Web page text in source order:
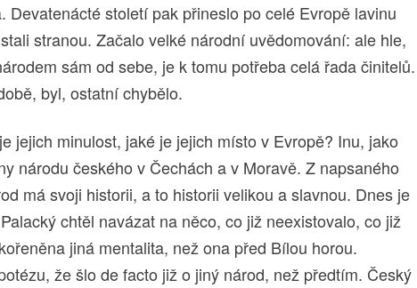
Devatenácté století pak přineslo po celé Evropě lavinu
stranou. Začalo velké národní uvědomování: ale hle,
sám od sebe, je k tomu potřeba celá řada činitelů.
byl, ostatní chybělo.
jejich minulost, jaké je jejich místo v Evropě? Inu, jako
národu českého v Čechách a v Moravě. Z napsaného
má svoji historii, a to historii velikou a slavnou. Dnes je
chtěl navázat na něco, co již neexistovalo, co již
jiná mentalita, než ona před Bílou horou.
že šlo de facto již o jiný národ, než předtím. Český